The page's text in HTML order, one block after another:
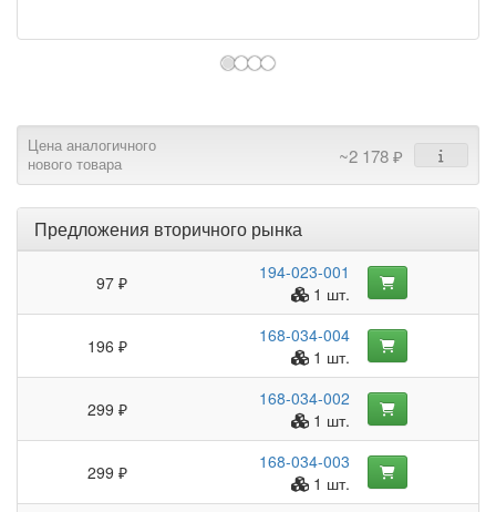
Цена аналогичного
нового товара
~2 178 ₽
Предложения вторичного рынка
97 ₽
194-023-001
1 шт.
196 ₽
168-034-004
1 шт.
299 ₽
168-034-002
1 шт.
299 ₽
168-034-003
1 шт.